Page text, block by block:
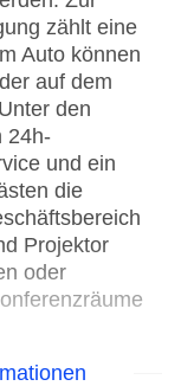
zählt eine
Auto können
auf dem
den
24h-
und ein
die
Projektor
oder